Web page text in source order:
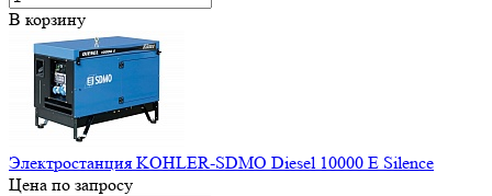
В корзину
Электростанция KOHLER-SDMO Diesel 10000 E Silence
Цена по запросу